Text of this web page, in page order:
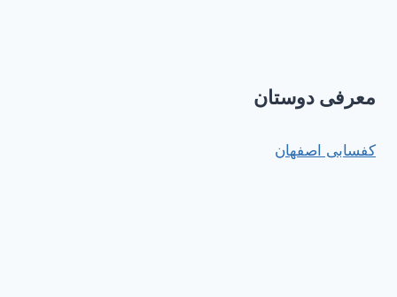
معرفی دوستان
کفسابی اصفهان